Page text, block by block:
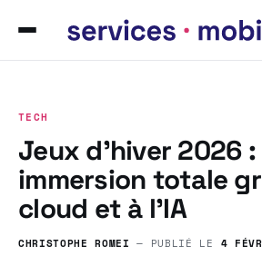
TECH
Jeux d’hiver 2026 :
immersion totale
cloud et à l’IA
CHRISTOPHE ROMEI — PUBLIÉ LE 4